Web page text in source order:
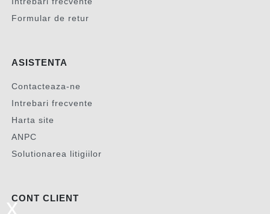
x
Formular de retur
ASISTENTA
Contacteaza-ne
Intrebari frecvente
Harta site
ANPC
Solutionarea litigiilor
CONT CLIENT